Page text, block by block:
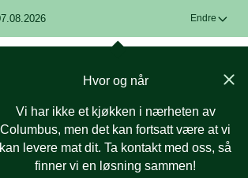
Endre
Hvor og når
Vi har ikke et kjøkken i nærheten av
Columbus, men det kan fortsatt være at vi
kan levere mat dit. Ta kontakt med oss, så
finner vi en løsning sammen!
/